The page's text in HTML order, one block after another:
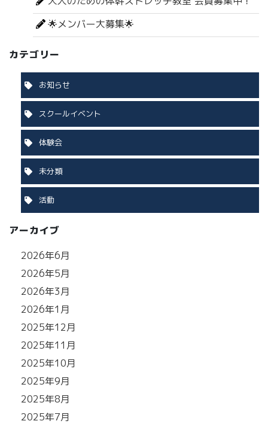
🌟メンバー大募集🌟
カテゴリー
お知らせ
スクールイベント
体験会
未分類
活動
アーカイブ
2026年6月
2026年5月
2026年3月
2026年1月
2025年12月
2025年11月
2025年10月
2025年9月
2025年8月
2025年7月